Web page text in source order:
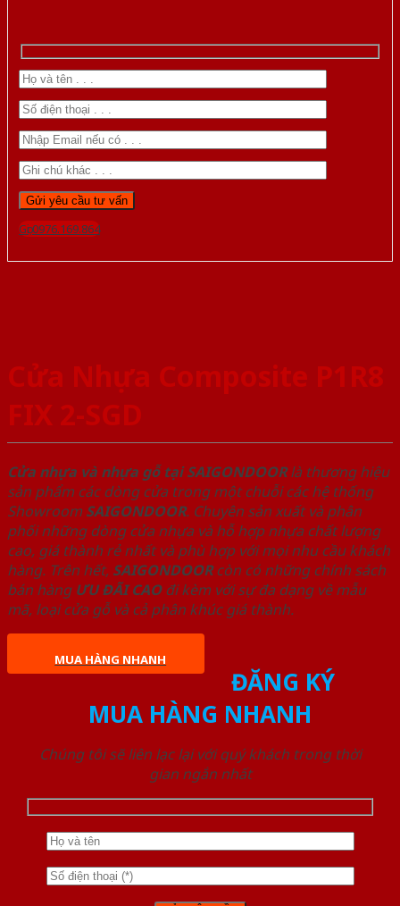
Gọi 0976.169.864
Cửa Nhựa Composite P1R8
FIX 2-SGD
Cửa nhựa và nhựa gỗ tại SAIGONDOORlà thương hiệu
sản phẩm các dòng cửa trong một chuỗi các hệ thống
Showroom SAIGONDOOR. Chuyên sản xuất và phân
phối những dòng cửa nhựa và hỗ hợp nhựa chất lượng
cao, giá thành rẻ nhất và phù hợp với mọi nhu cầu khách
hàng. Trên hết, SAIGONDOORcòn có những chính sách
bán hàng ƯU ĐÃI CAOđi kèm với sự đa dạng về mẫu
mã, loại cửa gỗ và cả phân khúc giá thành.
MUA HÀNG NHANH
ĐĂNG KÝ
MUA HÀNG NHANH
Chúng tôi sẽ liên lạc lại với quý khách trong thời
gian ngắn nhất